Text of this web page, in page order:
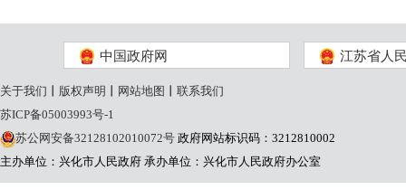
中国政府网 江苏省人
关于我们 版权声明 网站地图
联系我们
苏ICP备05003993号-1
苏公网安备32128102010072号 政府网站标识码：3212810002
主办单位：兴化市人民政府 承办单位：兴化市人民政府办公室